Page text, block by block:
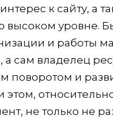
к сайту, а
высоком уровне.
и работы
а сам владелец
поворотом и
не только не